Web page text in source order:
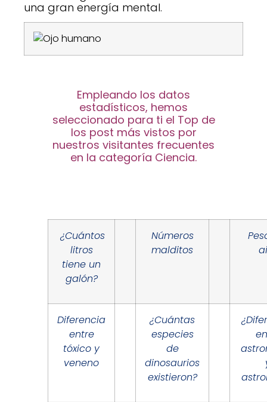
una gran energía mental.
Empleando los datos
estadísticos, hemos
seleccionado para ti el Top de
los post más vistos por
nuestros visitantes frecuentes
en la categoría Ciencia.
¿Cuántos
litros
tiene un
galón?
Números
malditos
Diferencia
entre
tóxico y
veneno
¿Cuántas
especies
de
dinosaurios
existieron?